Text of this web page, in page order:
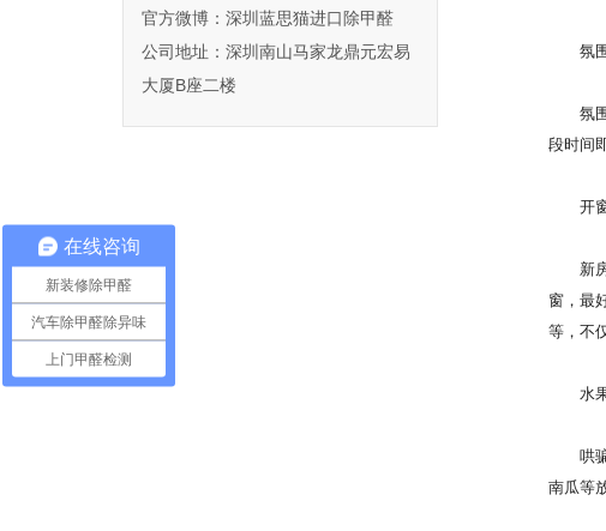
官方微博： 深圳蓝思猫进口除甲醛
公司地址：深圳南山马家龙鼎元宏易
大厦B座二楼
氛围
氛围
段时间
开窗
新房
窗，最
等，不
水
哄骗
南瓜等
在线咨询
新装修除甲醛
汽车除甲醛除异味
上门甲醛检测